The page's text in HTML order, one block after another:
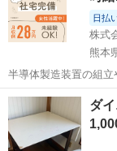
日払
株式
熊本
半導体製造装置の組
中★ワンルーム寮完備
車場あり！正社員登用あり
仕事 ◇半導体製造装置
熊本 その他
ダ